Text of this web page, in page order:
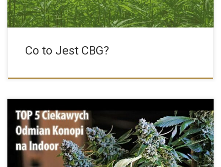
Co to Jest CBG?
Poniżej mamy dla Was ciekawy TOP 5 odmian marihuany, które